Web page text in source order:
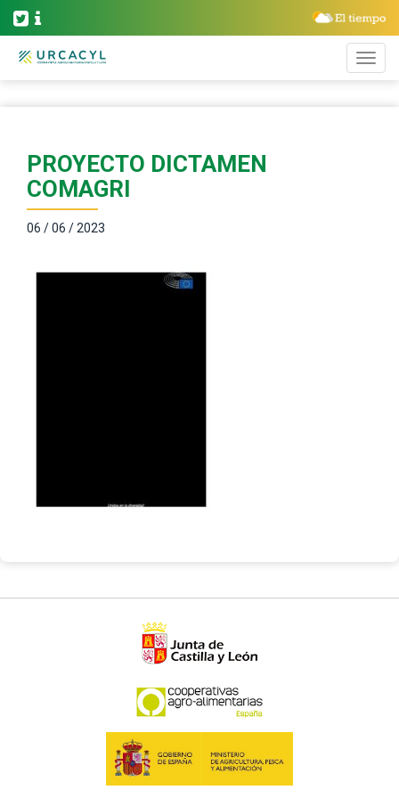
PROYECTO DICTAMEN
COMAGRI
06 / 06 / 2023